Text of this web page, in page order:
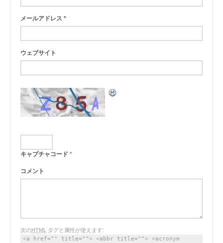
メールアドレス *
ウェブサイト
キャプチャコード *
コメント
次のHTML タグと属性が使えます:
<a href="" title=""> <abbr title=""> <acronym